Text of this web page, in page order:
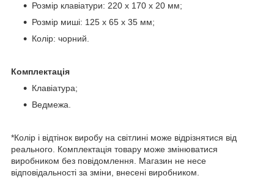
Розмір клавіатури: 220 x 170 x 20 мм;
Розмір миші: 125 х 65 х 35 мм;
Колір: чорний.
Комплектація
Клавіатура;
Ведмежа.
*Колір і відтінок виробу на світлині може відрізнятися від
реального. Комплектація товару може змінюватися
виробником без повідомлення. Магазин не несе
відповідальності за зміни, внесені виробником.